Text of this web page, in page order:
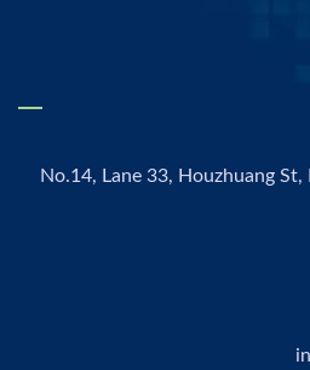
No.14, Lane 33, Houzhuang